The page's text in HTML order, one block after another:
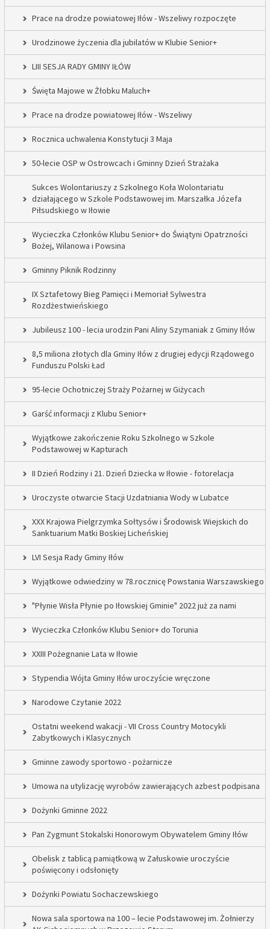
Prace na drodze powiatowej Iłów - Wszeliwy rozpoczęte
Urodzinowe życzenia dla jubilatów w Klubie Senior+
LIII SESJA RADY GMINY IŁÓW
Święta Majowe w Żłobku Maluch+
Prace na drodze powiatowej Iłów - Wszeliwy
Rocznica uchwalenia Konstytucji 3 Maja
50-lecie OSP w Ostrowcach i Gminny Dzień Strażaka
Sukces Wolontariuszy z Szkolnego Koła Wolontariatu
działającego w Szkole Podstawowej im. Marszałka Józefa
Piłsudskiego w Iłowie
Wycieczka Członków Klubu Senior+ do Świątyni Opatrzności
Bożej, Wilanowa i Powsina
Gminny Piknik Rodzinny
IX Sztafetowy Bieg Pamięci i Memoriał Sylwestra
Rozdżestwieńskiego
Jubileusz 100 - lecia urodzin Pani Aliny Szymaniak z Gminy Iłów
8,5 miliona złotych dla Gminy Iłów z drugiej edycji Rządowego
Funduszu Polski Ład
95-lecie Ochotniczej Straży Pożarnej w Giżycach
Garść informacji z Klubu Senior+
Wyjątkowe zakończenie Roku Szkolnego w Szkole
Podstawowej w Kapturach
II Dzień Rodziny i 21. Dzień Dziecka w Iłowie - fotorelacja
Uroczyste otwarcie Stacji Uzdatniania Wody w Lubatce
XXX Krajowa Pielgrzymka Sołtysów i Środowisk Wiejskich do
Sanktuarium Matki Boskiej Licheńskiej
LVI Sesja Rady Gminy Iłów
Wyjątkowe odwiedziny w 78.rocznicę Powstania Warszawskiego
"Płynie Wisła Płynie po Iłowskiej Gminie" 2022 już za nami
Wycieczka Członków Klubu Senior+ do Torunia
XXIII Pożegnanie Lata w Iłowie
Stypendia Wójta Gminy Iłów uroczyście wręczone
Narodowe Czytanie 2022
Ostatni weekend wakacji - VII Cross Country Motocykli
Zabytkowych i Klasycznych
Gminne zawody sportowo - pożarnicze
Umowa na utylizację wyrobów zawierających azbest podpisana
Dożynki Gminne 2022
Pan Zygmunt Stokalski Honorowym Obywatelem Gminy Iłów
Obelisk z tablicą pamiątkową w Załuskowie uroczyście
poświęcony i odsłonięty
Dożynki Powiatu Sochaczewskiego
Nowa sala sportowa na 100 – lecie Podstawowej im. Żołnierzy